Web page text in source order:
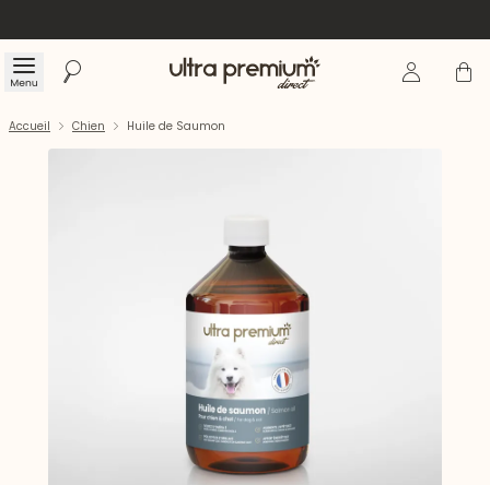
Menu Rechercher Accueil Se Panier
Accueil Chien Huile de Saumon